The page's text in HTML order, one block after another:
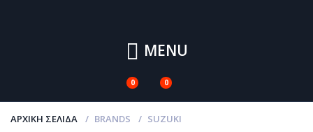
MENU
0 0
ΑΡΧΙΚΉ ΣΕΛΊΔΑ BRANDS SUZUKI